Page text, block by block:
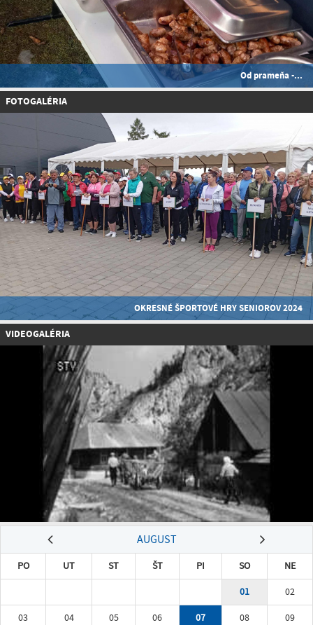
Od prameňa -...
FOTOGALÉRIA
OKRESNÉ ŠPORTOVÉ HRY SENIOROV 2024
VIDEOGALÉRIA
AUGUST
PO UT ST ŠT PI SO
NE
01
02
03
04 05 06 07 08
09